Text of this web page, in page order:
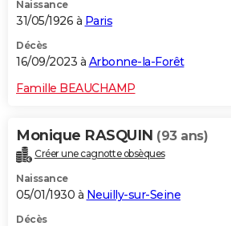
Naissance
31/05/1926 à Paris
Décès
16/09/2023 à Arbonne-la-Forêt
Famille BEAUCHAMP
Monique RASQUIN (93 ans)
Créer une cagnotte obsèques
Naissance
05/01/1930 à Neuilly-sur-Seine
Décès